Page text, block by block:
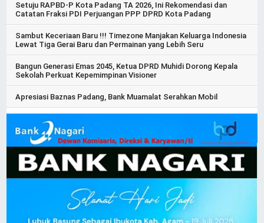
Setuju RAPBD-P Kota Padang TA 2026, Ini Rekomendasi dan
Catatan Fraksi PDI Perjuangan PPP DPRD Kota Padang
Sambut Keceriaan Baru !!! Timezone Manjakan Keluarga Indonesia
Lewat Tiga Gerai Baru dan Permainan yang Lebih Seru
Bangun Generasi Emas 2045, Ketua DPRD Muhidi Dorong Kepala
Sekolah Perkuat Kepemimpinan Visioner
Apresiasi Baznas Padang, Bank Muamalat Serahkan Mobil